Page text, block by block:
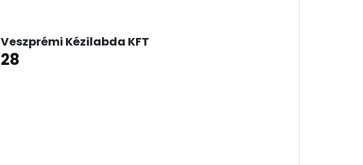
Veszprémi Kézilabda KFT
28